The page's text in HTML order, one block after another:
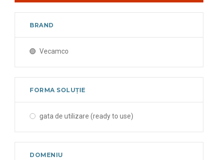
BRAND
Vecamco
FORMA SOLUȚIE
gata de utilizare (ready to use)
DOMENIU